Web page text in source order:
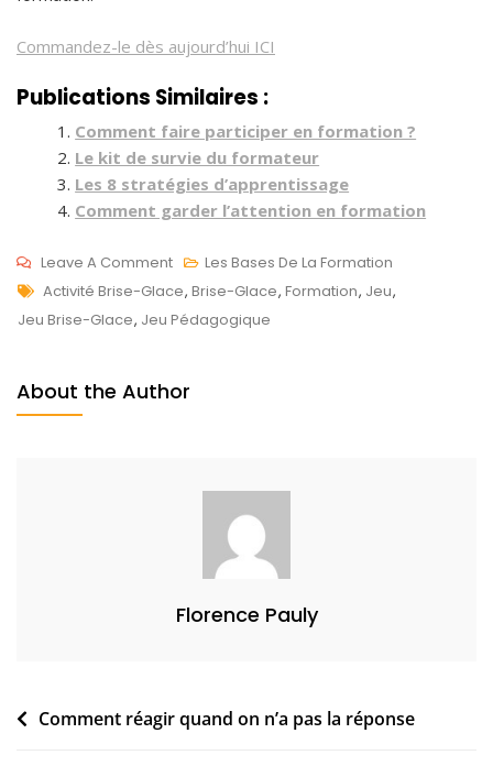
Commandez-le dès aujourd’hui ICI
Publications Similaires :
Comment faire participer en formation ?
Le kit de survie du formateur
Les 8 stratégies d’apprentissage
Comment garder l’attention en formation
F
É
,
Leave A CommentOn
Comment
Briser
En
Les Bases De La Formation
Tags
Activité Brise-Glace, Brise-Glace, Formation, Jeu,
Jeu Brise-Glace, Jeu Pédagogique
About the Author
Florence Pauly
Navigation
Comment réagir quand on n’a pas la réponse